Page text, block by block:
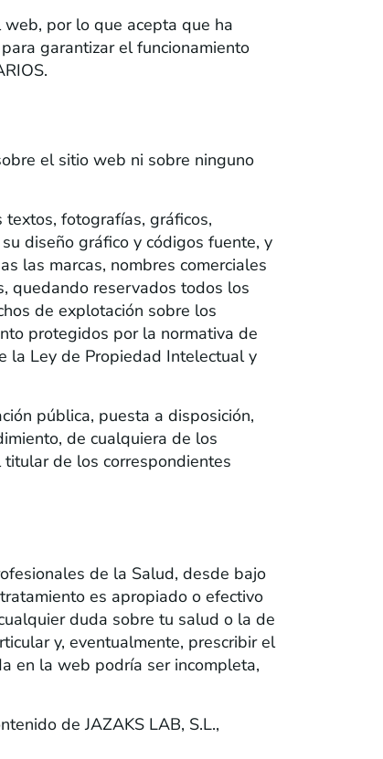
por lo que acepta que ha
garantizar el funcionamiento
el sitio web ni sobre ninguno
fotografías, gráficos,
diseño gráfico y códigos fuente, y
las marcas, nombres comerciales
quedando reservados todos los
de explotación sobre los
protegidos por la normativa de
la Ley de Propiedad Intelectual y
pública, puesta a disposición,
de cualquiera de los
de los correspondientes
de la Salud, desde bajo
es apropiado o efectivo
duda sobre tu salud o la de
y, eventualmente, prescribir el
en la web podría ser incompleta,
de JAZAKS LAB, S.L.,